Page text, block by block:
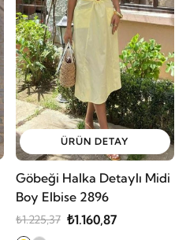
ÜRÜN DETAY
Göbeği Halka Detaylı Midi
Boy Elbise 2896
₺1.225,37 ₺1.160,87